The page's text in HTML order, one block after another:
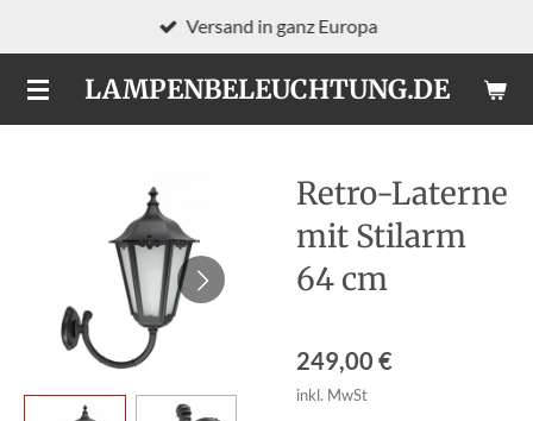
Hauptinhalt
springenLAMPENBELEUCHTUNG.DE
Versand in ganz Europa
Retro-Laterne
mit Stilarm
64 cm
249,00 €
inkl. MwSt